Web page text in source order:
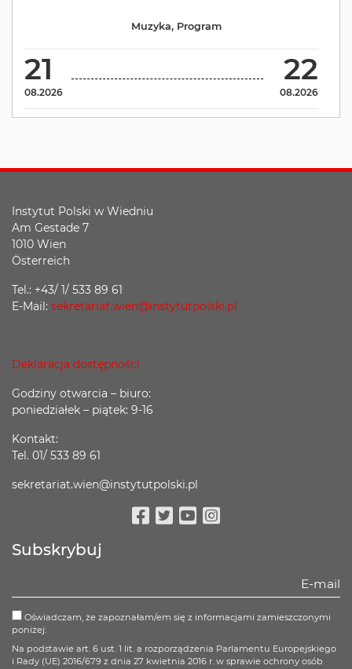
21
08.2026
22
08.2026
Muzyka, Program
Instytut Polski w Wiedniu
Am Gestade 7
1010 Wien
Österreich
Tel.: +43/ 1/ 533 89 61
E-Mail: sekretariat.wien@instytutpolski.pl
Deklaracja dostępności
Godziny otwarcia – biuro:
poniedziałek – piątek: 9-16
Kontakt:
Tel. 01/ 533 89 61
sekretariat.wien@instytutpolski.pl
Subskrybuj
Oświadczam, że zapoznałam/em się z informacjami zamieszczonymi
poniżej:
Na podstawie art. 6 ust. 1 lit. a rozporządzenia Parlamentu Europejskiego
i Rady (UE) 2016/679 z dnia 27 kwietnia 2016 r. w sprawie ochrony osób